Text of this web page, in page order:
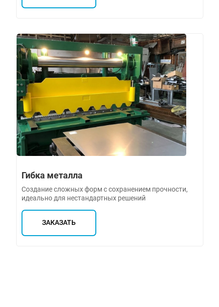
Гибка металла
Создание сложных форм с сохранением прочности,
идеально для нестандартных решений
ЗАКАЗАТЬ